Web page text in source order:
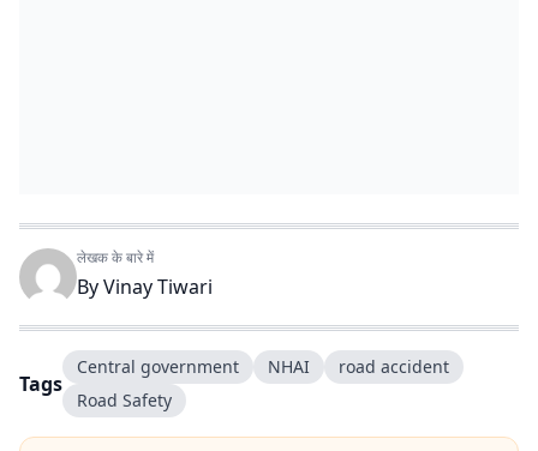
लेखक के बारे में
ByVinay Tiwari
Tags
Central government NHAI
road accident
Road Safety